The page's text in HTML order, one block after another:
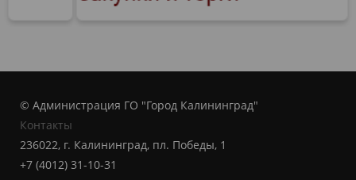
© Администрация ГО "Город Калининград"
Контакты
236022, г. Калининград, пл. Победы, 1
+7 (4012) 31-10-31